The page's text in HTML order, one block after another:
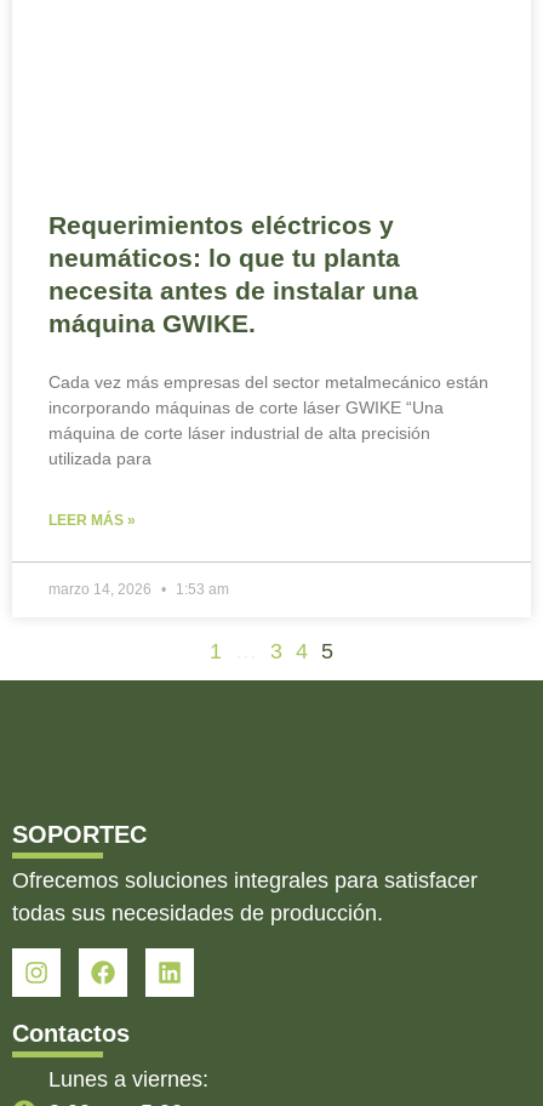
Requerimientos eléctricos y
neumáticos: lo que tu planta
necesita antes de instalar una
máquina GWIKE.
Cada vez más empresas del sector metalmecánico están
incorporando máquinas de corte láser GWIKE “Una
máquina de corte láser industrial de alta precisión
utilizada para
LEER MÁS »
marzo 14, 2026 1:53 am
1 3 4 5
SOPORTEC
Ofrecemos soluciones integrales para satisfacer
todas sus necesidades de producción.
Contactos
Lunes a viernes: